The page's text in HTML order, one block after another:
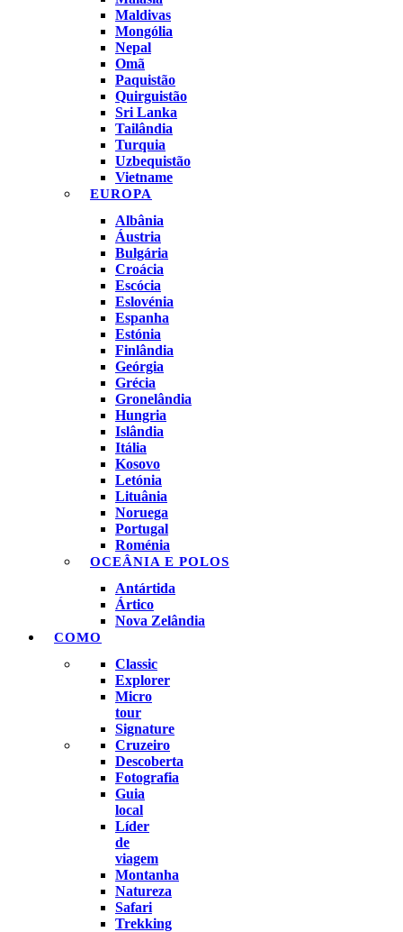
Maldivas
Mongólia
Nepal
Omã
Paquistão
Quirguistão
Sri Lanka
Tailândia
Turquia
Uzbequistão
Vietname
EUROPA
Albânia
Áustria
Bulgária
Croácia
Escócia
Eslovénia
Espanha
Estónia
Finlândia
Geórgia
Grécia
Gronelândia
Hungria
Islândia
Itália
Kosovo
Letónia
Lituânia
Noruega
Portugal
Roménia
OCEÂNIA E POLOS
Antártida
Ártico
Nova Zelândia
COMO
Classic
Explorer
Micro
tour
Signature
Cruzeiro
Descoberta
Fotografia
Guia
local
Líder
de
viagem
Montanha
Natureza
Safari
Trekking